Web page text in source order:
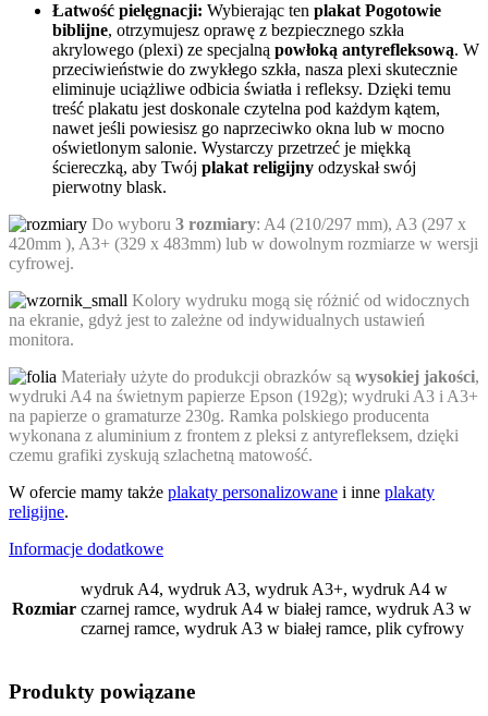
Łatwość pielęgnacji: Wybierając ten plakat Pogotowie
biblijne, otrzymujesz oprawę z bezpiecznego szkła
akrylowego (plexi) ze specjalną powłoką antyrefleksową. W
przeciwieństwie do zwykłego szkła, nasza plexi skutecznie
eliminuje uciążliwe odbicia światła i refleksy. Dzięki temu
treść plakatu jest doskonale czytelna pod każdym kątem,
nawet jeśli powiesisz go naprzeciwko okna lub w mocno
oświetlonym salonie. Wystarczy przetrzeć je miękką
ściereczką, aby Twój plakat religijny odzyskał swój
pierwotny blask.
Do wyboru 3 rozmiary: A4 (210/297 mm), A3 (297 x
420mm ), A3+ (329 x 483mm) lub w dowolnym rozmiarze w wersji
cyfrowej.
Kolory wydruku mogą się różnić od widocznych
na ekranie, gdyż jest to zależne od indywidualnych ustawień
monitora.
Materiały użyte do produkcji obrazków są wysokiej jakości,
wydruki A4 na świetnym papierze Epson (192g); wydruki A3 i A3+
na papierze o gramaturze 230g. Ramka polskiego producenta
wykonana z aluminium z frontem z pleksi z antyrefleksem, dzięki
czemu grafiki zyskują szlachetną matowość.
W ofercie mamy także plakaty personalizowane i inne plakaty
religijne.
Informacje dodatkowe
Rozmiar
wydruk A4, wydruk A3, wydruk A3+, wydruk A4 w
czarnej ramce, wydruk A4 w białej ramce, wydruk A3 w
czarnej ramce, wydruk A3 w białej ramce, plik cyfrowy
Produkty powiązane